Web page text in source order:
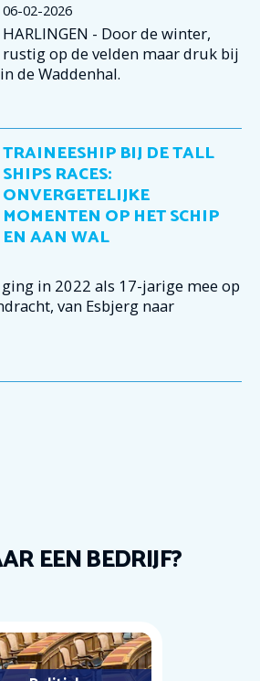
06-02-2026
HARLINGEN - Door de winter,
rustig op de velden maar druk bij
de Waddenhal.
TRAINEESHIP BIJ DE TALL
SHIPS RACES:
ONVERGETELIJKE
MOMENTEN OP HET SCHIP
EN AAN WAL
ging in 2022 als 17-jarige mee op
van Esbjerg naar
EEN BEDRIJF?